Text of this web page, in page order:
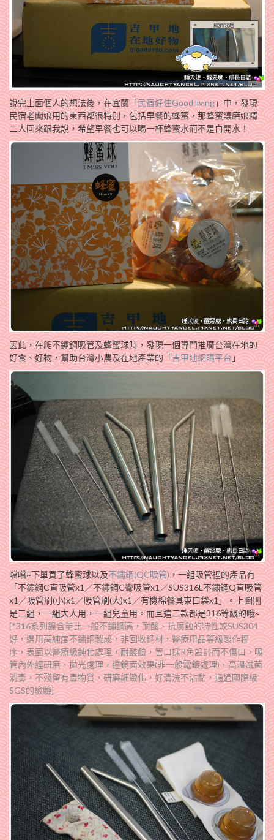
說完上面個人的想法後，在宜蘭「民宿好住Good living」中，發現
民宿老闆娘用的東西都很特別，包括早餐的蜂蜜，那蜂蜜讓磨娘精
二人回來跟我說，希望早餐也可以喝一杯蜂蜜水而不是白開水！
因此，在爬不鏽鋼吸管及蜂蜜球時，發現一個專門推廣台灣在地的
好食、好物，幫助台灣小農及在地產業的「吉甲地網購平台」
噹噹~下單買了蜂蜜球以及不鏽鋼(QC吸管)，一組吸管裡的產品有
「不鏽鋼C直吸管x1／不鏽鋼C彎吸管x1／SUS316L不鏽鋼Q直吸管
x1／吸管刷(小)x1／吸管刷(大)x1／有機棉餐具束口袋x1」。上圖則
是二組，一組大人用，一組兒童用。而且這二款都是316等級的哦~
[*316系列鎳含量比一般不鏽鋼高，耐酸、抗腐蝕的特性較SUS304
好，選用高純度不鏽鋼製成，非回收鋼材，醫療用品等級製作程
序，表面以醫療級鈍化處理，耐酸鹼，管口採R角設計而不傷口，吸
管內外經研磨、拋光處理，達鏡面效果(非一般電鍍處理)，高溫滅菌
消毒，不殘留有毒物質，研磨細緻化，好清洗不沾黏，通過國際級
SGS的檢驗]